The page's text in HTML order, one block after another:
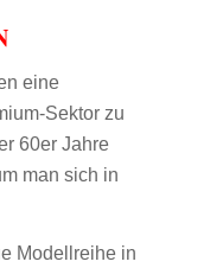
eine
Sektor zu
60er Jahre
man sich in
Modellreihe in